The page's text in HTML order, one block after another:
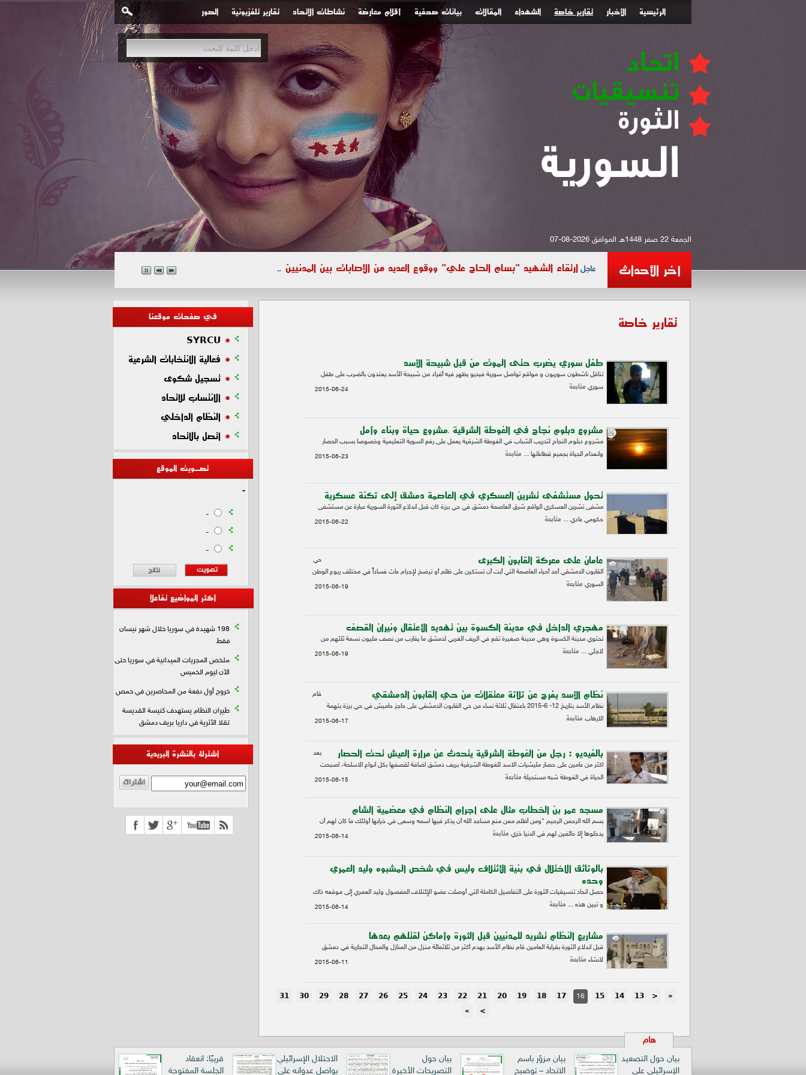
الرئيسية الأخبار تقارير خاصة الشهداء المقالات بيانات صحفية أقلام معارضة نشاطات الاتحاد تقارير تلفزيونية الصور
الجمعة 22 صفر 1448هـ الموافق 2026-08-07
آخر الأحداث عاجل ارتقاء الشهيد "بسام الحاج علي" ووقوع العديد من الإصابات بين المدنيين جراء استهداف الأحياء السكنية في مدينة #عربين بـ 3 غارات جوية إحداها محملة بقنابل عنقودية.
تقارير خاصة
طفل سوري يضرب حتى الموت من قبل شبيحة الأسد
تناقل ناشطون سوريون و مواقع تواصل سورية فيديو يظهر فيه أفراد من شبيحة الأسد يعتدون بالضرب على طفل
سوري متابعة 2015-06-24
مشروع دبلوم نجاح في الغوطة الشرقية ،مشروع حياة وبناء وأمل
مشروع دبلوم النجاح لتدريب الشباب في الغوطة الشرقية يعمل على رفع السوية التعليمية وخصوصا بسبب الحصار
وانعدام الحياة بجميع قطاعاتها ... متابعة 2015-06-23
تحول مستشفى تشرين العسكري في العاصمة دمشق إلى ثكنة عسكرية
مشفى تشرين العسكري الواقع شرق العاصمة دمشق في حي برزة كان قبل اندلاع الثورة السورية عبارة عن مستشفى
حكومي عادي ... متابعة 2015-06-22
عامان على معركة القابون الكبرى
حي
القابون الدمشقي أحد أحياء العاصمة التي أبت أن تستكين على ظلم أو ترضخ لإجرام عاث فساداً في مختلف ربوع الوطن
السوري متابعة 2015-06-19
مهجري الداخل في مدينة الكسوة بين تهديد الإعتقال ونيران القصف
تحتوي مدينة الكسوة وهي مدينة صغيرة تقع في الريف الغربي لدمشق ما يقارب من نصف مليون نسمة ثلثهم من
لاجئي ... متابعة 2015-06-19
نظام الأسد يفرج عن ثلاثة معتقلات من حي القابون الدمشقي
قام
نظام الأسد بتاريخ 12- 6-2015 باعتقال ثلاثة نساء من حي القابون الدمشقي على حاجز حاميش في حي برزة بتهمة
الارهاب متابعة 2015-06-17
بالفيديو : رجل من الغوطة الشرقية يتحدث عن مرارة العيش تحت الحصار
بعد
اكثر من عامين على حصار مليشيات الاسد للغوطة الشرقية بريف دمشق اضافة لقصفها بكل انواع الاسلحة، اصبحت
الحياة في الغوطة شبه مستحيلة متابعة 2015-06-15
مسجد عمر بن الخطاب مثال على اجرام النظام في معضمية الشام
بسم الله الرحمن الرحيم "ومن أظلم ممن منع مساجد الله أن يذكر فيها اسمه وسعى في خرابها أولئك ما كان لهم أن
يدخلوها إلا خائفين لهم في الدنيا خزي متابعة 2015-06-14
بالوثائق الاختلال في بنية الإئتلاف وليس في شخص المشبوه وليد العمري
وحده
حصل اتحاد تنسيقيات الثورة على التفاصيل الكاملة التي أوصلت عضو الإئتلاف المفصول وليد العمري إلى موقعه ذاك
و تبين هذه ... متابعة 2015-06-14
مشاريع النظام تشريد للمدنيين قبل الثورة وأماكن لقتلهم بعدها
قبل اندلاع الثورة بقرابة العامين قام نظام الأسد بهدم أكثر من ثلاثمائة منزل من المنازل والمحال التجارية في دمشق
لانشاء متابعة 2015-06-11
«
<
13
14
15
16
17
18
19
20
21
22
23
24
25
26
27
28
29
30
31
>
»
في صفحات موقعنا
SYRCU
فعالية الانتخابات الشرعية
تسجيل شكوى
الانتساب للاتحاد
النظام الداخلي
اتصل بالاتحاد
تصـويت الموقع
-
-
-
-
أكثر المواضيع تفاعلا
198 شهيدة في سوريا خلال شهر نيسان
فقط
ملخص المجريات الميدانية في سوريا حتى
الآن ليوم الخميس
خروج أول دفعة من المحاصرين في حمص
طيران النظام يستهدف كنيسة القديسة
تقلا الأثرية في داريا بريف دمشق
اشترك بالنشرة البريدية
هام
بيان حول التصعيد
الإسرائيلي على
بيان مزوّر باسم
الاتحاد – توضيح
بيان حول
التصريحات الأخيرة
الاحتلال الإسرائيلي
يواصل عدوانه على
قريبًا: انعقاد
الجلسة المفتوحة